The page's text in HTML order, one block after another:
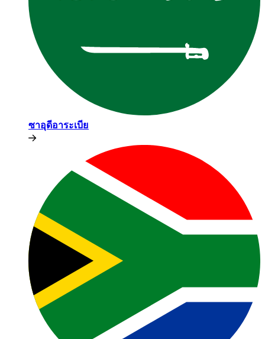
ซาอุดีอาระเบีย​​